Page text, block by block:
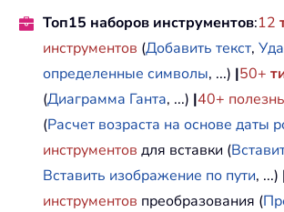
Топ15 наборов инструментов:12
инструментов (Добавить текст,
определенные символы, ...) |50+
(Диаграмма Ганта, ...) |40+
(Расчет возраста на основе даты
инструментов для вставки (
Вставить изображение по пути, ...)
инструментов преобразования (